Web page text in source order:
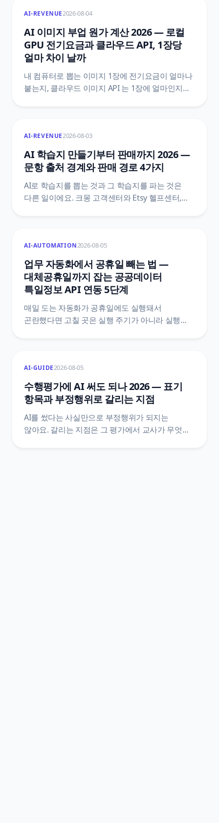
갖추는 2단이 어떻게 나뉘는지, 한 단만 빠져도 왜
거절이 성립하지 않는지까지 조문 번호와 함께
짚었어요.
AI-REVENUE2026-08-04
AI 이미지 부업 원가 계산 2026 — 로컬
GPU 전기요금과 클라우드 API, 1장당
얼마 차이 날까
내 컴퓨터로 뽑는 이미지 1장에 전기요금이 얼마나
붙는지, 클라우드 이미지 API 는 1장에 얼마인지를
1장당 원가와 손익이 뒤집히는 장수까지
계산했어요.
AI-REVENUE2026-08-03
AI 학습지 만들기부터 판매까지 2026 —
문항 출처 경계와 판매 경로 4가지
AI로 학습지를 뽑는 것과 그 학습지를 파는 것은
다른 일이에요. 크몽 고객센터와 Etsy 헬프센터,
AI-AUTOMATION2026-08-05
업무 자동화에서 공휴일 빼는 법 —
대체공휴일까지 잡는 공공데이터
특일정보 API 연동 5단계
매일 도는 자동화가 공휴일에도 실행돼서
곤란했다면 고칠 곳은 실행 주기가 아니라 실행
틀리는지, 공식 문서끼리 어긋나는 지점은
어디인지까지 원문을 근거로 정리했어요.
AI-GUIDE2026-08-05
수행평가에 AI 써도 되나 2026 — 표기
항목과 부정행위로 갈리는 지점
AI를 썼다는 사실만으로 부정행위가 되지는
않아요. 갈리는 지점은 그 평가에서 교사가 무엇을